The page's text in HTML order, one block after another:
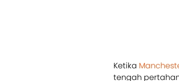
Ketika
tengah